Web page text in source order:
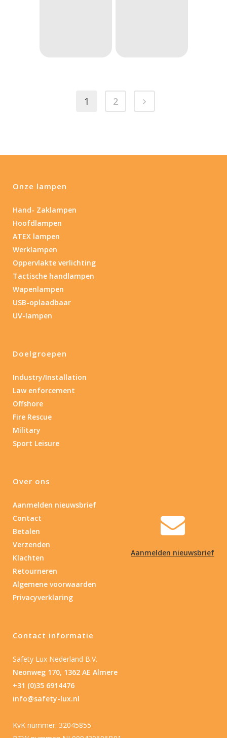
Aanmelden nieuwsbrief
1 2
Onze lampen
Hand- Zaklampen
Hoofdlampen
ATEX lampen
Werklampen
Oppervlakte verlichting
Tactische handlampen
Wapenlampen
USB-oplaadbaar
UV-lampen
Doelgroepen
Industry/Installation
Law enforcement
Offshore
Fire Rescue
Military
Sport Leisure
Over ons
Aanmelden nieuwsbrief
Contact
Betalen
Verzenden
Klachten
Retourneren
Algemene voorwaarden
Privacyverklaring
Contact informatie
Safety Lux Nederland B.V.
Neonweg 170, 1362 AE Almere
+31 (0)35 6914476
info@safety-lux.nl
KvK nummer: 32045855